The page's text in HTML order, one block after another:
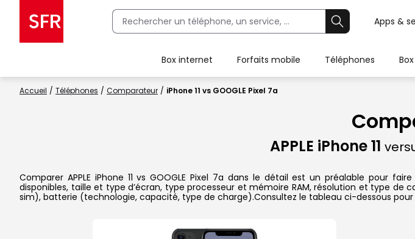
Apps &
Box internet Forfaits mobile Téléphones
Accueil Téléphones Comparateur iPhone 11 vs GOOGLE Pixel 7a
APPLE iPhone 11
Comparer APPLE iPhone 11 vs GOOGLE Pixel 7a dans le détail est un préalable pour
disponibles, taille et type d’écran, type processeur et mémoire RAM, résolution et type de
sim), batterie (technologie, capacité, type de charge).Consultez le tableau ci-dessous